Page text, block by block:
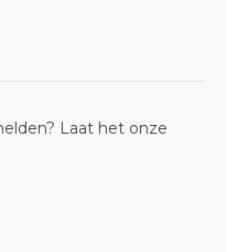
Laat het onze